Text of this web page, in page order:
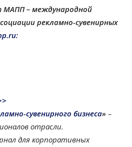
МАПП – международной
рекламно-сувенирных
сувенирного бизнеса» –
отрасли.
для корпоративных